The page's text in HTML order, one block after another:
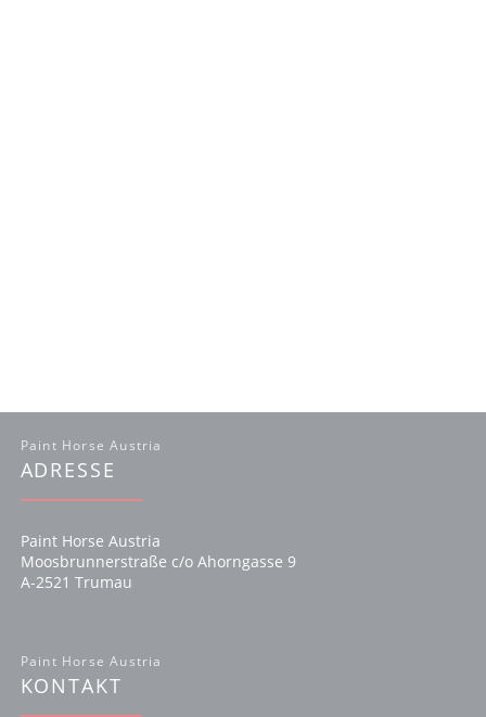
Paint Horse Austria
ADRESSE
Paint Horse Austria
Moosbrunnerstraße c/o Ahorngasse 9
A-2521 Trumau
Paint Horse Austria
KONTAKT